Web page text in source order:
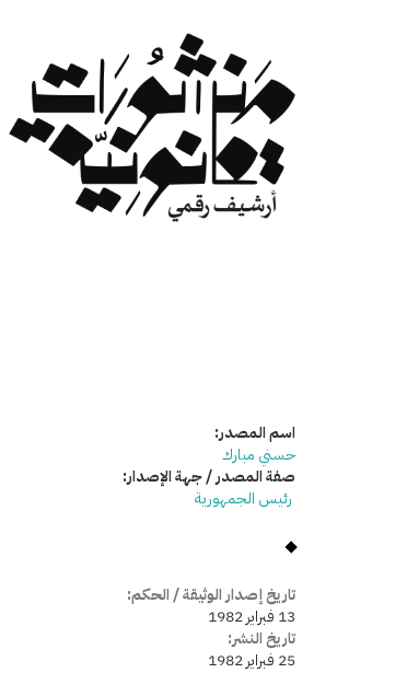
اسم المصدر:
حسني مبارك
صفة المصدر / جهة الإصدار:
رئيس الجمهورية
تاريخ إصدار الوثيقة / الحكم:
13 فبراير 1982
تاريخ النشر:
25 فبراير 1982